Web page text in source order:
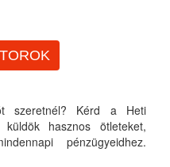
szeretnél? Kérd a Heti
hasznos ötleteket,
pénzügyeidhez.